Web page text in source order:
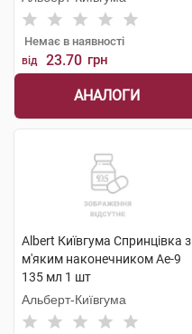
Немає в наявності
від 23.70 грн
АНАЛОГИ
Albert Київгума Спринцівка з
м'яким наконечником Ае-9
135 мл 1 шт
Альберт-Київгума